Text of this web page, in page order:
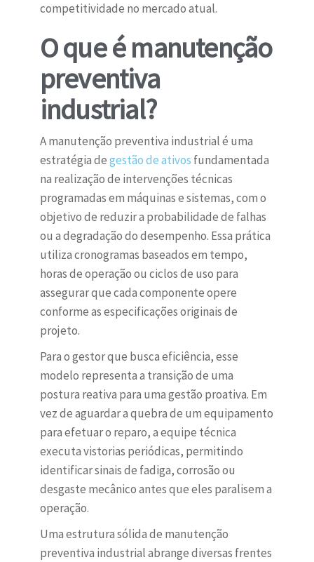
competitividade no mercado atual.
O que é manutenção
preventiva
industrial?
A manutenção preventiva industrial é uma
estratégia degestão de ativos fundamentada
na realização de intervenções técnicas
programadas em máquinas e sistemas, com o
objetivo de reduzir a probabilidade de falhas
ou a degradação do desempenho. Essa prática
utiliza cronogramas baseados em tempo,
horas de operação ou ciclos de uso para
assegurar que cada componente opere
conforme as especificações originais de
projeto.
Para o gestor que busca eficiência, esse
modelo representa a transição de uma
postura reativa para uma gestão proativa. Em
vez de aguardar a quebra de um equipamento
para efetuar o reparo, a equipe técnica
executa vistorias periódicas, permitindo
identificar sinais de fadiga, corrosão ou
desgaste mecânico antes que eles paralisem a
operação.
Uma estrutura sólida de manutenção
preventiva industrial abrange diversas frentes